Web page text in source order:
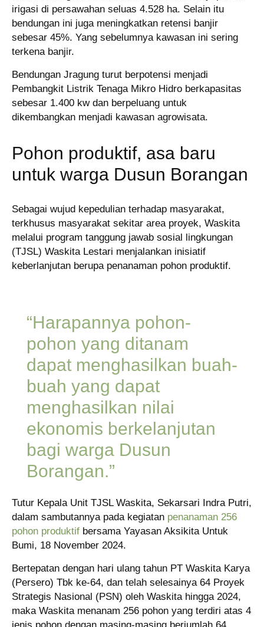
irigasi di persawahan seluas 4.528 ha. Selain itu
bendungan ini juga meningkatkan retensi banjir
sebesar 45%. Yang sebelumnya kawasan ini sering
terkena banjir.
Bendungan Jragung turut berpotensi menjadi
Pembangkit Listrik Tenaga Mikro Hidro berkapasitas
sebesar 1.400 kw dan berpeluang untuk
dikembangkan menjadi kawasan agrowisata.
Pohon produktif, asa baru
untuk warga Dusun Borangan
Sebagai wujud kepedulian terhadap masyarakat,
terkhusus masyarakat sekitar area proyek, Waskita
melalui program tanggung jawab sosial lingkungan
(TJSL) Waskita Lestari menjalankan inisiatif
keberlanjutan berupa penanaman pohon produktif.
“Harapannya pohon-
pohon yang ditanam
dapat menghasilkan buah-
buah yang dapat
menghasilkan nilai
ekonomis berkelanjutan
bagi warga Dusun
Borangan.”
Tutur Kepala Unit TJSL Waskita, Sekarsari Indra Putri,
dalam sambutannya pada kegiatan penanaman 256
pohon produktif bersama Yayasan Aksikita Untuk
Bumi, 18 November 2024.
Bertepatan dengan hari ulang tahun PT Waskita Karya
(Persero) Tbk ke-64, dan telah selesainya 64 Proyek
Strategis Nasional (PSN) oleh Waskita hingga 2024,
maka Waskita menanam 256 pohon yang terdiri atas 4